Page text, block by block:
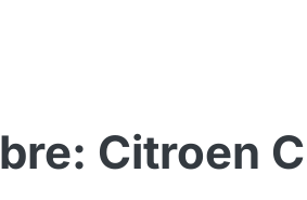
Citroen